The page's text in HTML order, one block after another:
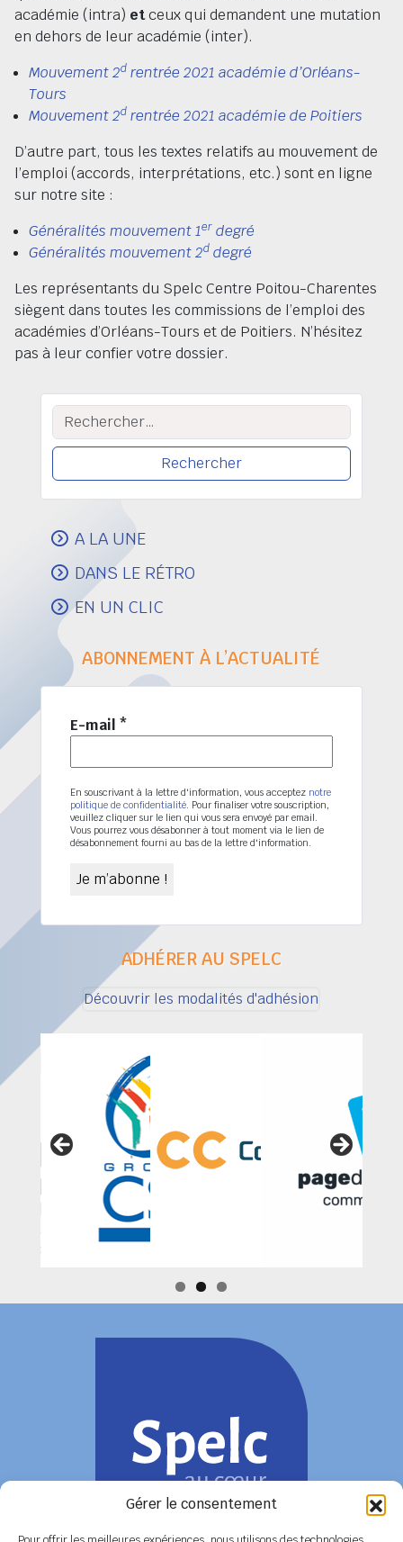
Gérer le consentement
académie (intra) etceux qui demandent une mutation
en dehors de leur académie (inter).
Mouvement 2d rentrée 2021 académie d’Orléans-
Tours
Mouvement 2d rentrée 2021 académie de Poitiers
D’autre part, tous les textes relatifs au mouvement de
l’emploi (accords, interprétations, etc.) sont en ligne
sur notre site :
Généralités mouvement 1er degré
Généralités mouvement 2d degré
Les représentants du Spelc Centre Poitou-Charentes
siègent dans toutes les commissions de l’emploi des
académies d’Orléans-Tours et de Poitiers. N’hésitez
pas à leur confier votre dossier.
Rechercher :
A LA UNE
DANS LE RÉTRO
EN UN CLIC
ABONNEMENT À L’ACTUALITÉ
E-mail *
En souscrivant à la lettre d'information, vous acceptez notre
politique de confidentialité. Pour finaliser votre souscription,
veuillez cliquer sur le lien qui vous sera envoyé par email.
Vous pourrez vous désabonner à tout moment via le lien de
désabonnement fourni au bas de la lettre d'information.
ADHÉRER AU SPELC
Découvrir les modalités d'adhésion